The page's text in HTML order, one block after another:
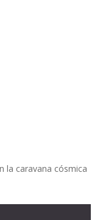
la caravana cósmica